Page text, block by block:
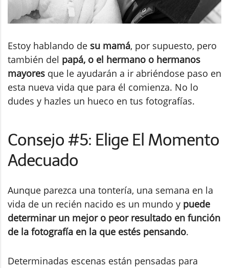
Estoy hablando de su mamá, por supuesto, pero
también del papá, o el hermano o hermanos
mayores que le ayudarán a ir abriéndose paso en
esta nueva vida que para él comienza. No lo
dudes y hazles un hueco en tus fotografías.
Consejo #5: Elige El Momento
Adecuado
Aunque parezca una tontería, una semana en la
vida de un recién nacido es un mundo y puede
determinar un mejor o peor resultado en función
de la fotografía en la que estés pensando.
Determinadas escenas están pensadas para